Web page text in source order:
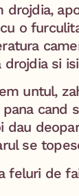
o
drojdia si
untul,
cand
dau
se
feluri de